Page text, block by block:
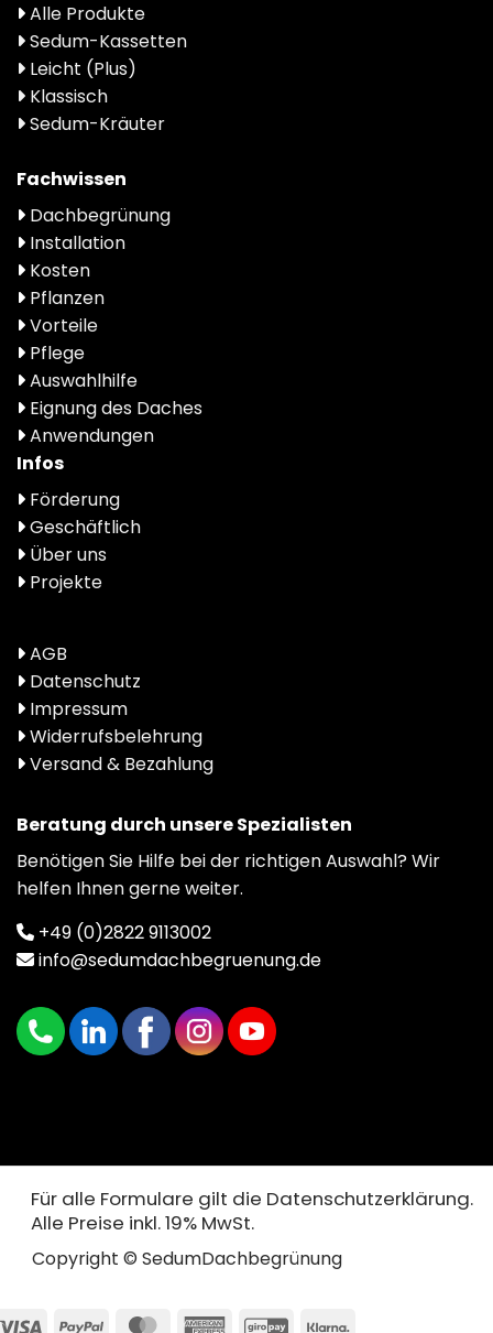
Alle Produkte
Sedum-Kassetten
Leicht (Plus)
Klassisch
Sedum-Kräuter
Fachwissen
Dachbegrünung
Installation
Kosten
Pflanzen
Vorteile
Pflege
Auswahlhilfe
Eignung des Daches
Anwendungen
Infos
Förderung
Geschäftlich
Über uns
Projekte
AGB
Datenschutz
Impressum
Widerrufsbelehrung
Versand & Bezahlung
Beratung durch unsere Spezialisten
Benötigen Sie Hilfe bei der richtigen Auswahl? Wir
helfen Ihnen gerne weiter.
+49 (0)2822 9113002
info@sedumdachbegruenung.de
Für alle Formulare gilt die Datenschutzerklärung.
Alle Preise inkl. 19% MwSt.
Copyright © SedumDachbegrünung
Visa PayPal MasterCardAmericanGiroPay